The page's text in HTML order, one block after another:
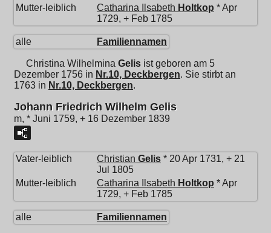
Mutter-leiblich
Catharina Ilsabeth Holtkop * Apr
1729, + Feb 1785
alle Familiennamen
Christina Wilhelmina Gelis ist geboren am 5
Dezember 1756 in Nr.10, Deckbergen. Sie stirbt an
1763 in Nr.10, Deckbergen.
Johann Friedrich Wilhelm Gelis
m, * Juni 1759, + 16 Dezember 1839
Vater-leiblich Christian Gelis * 20 Apr 1731, + 21
Jul 1805
Mutter-leiblich
Catharina Ilsabeth Holtkop * Apr
1729, + Feb 1785
alle Familiennamen